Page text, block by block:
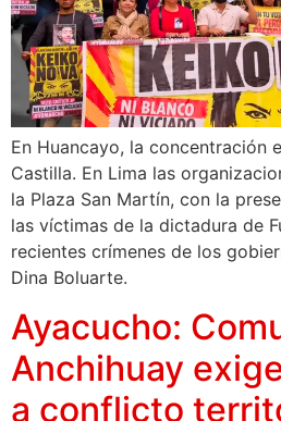
En Huancayo, la concentración
Castilla. En Lima las
la Plaza San Martín, con la
las víctimas de la dictadura de
recientes crímenes de los
Dina Boluarte.
Ayacucho:
Anchihuay
a conflicto